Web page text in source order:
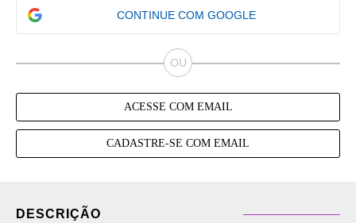
CONTINUE COM GOOGLE
ACESSE COM EMAIL
CADASTRE-SE COM EMAIL
DESCRIÇÃO